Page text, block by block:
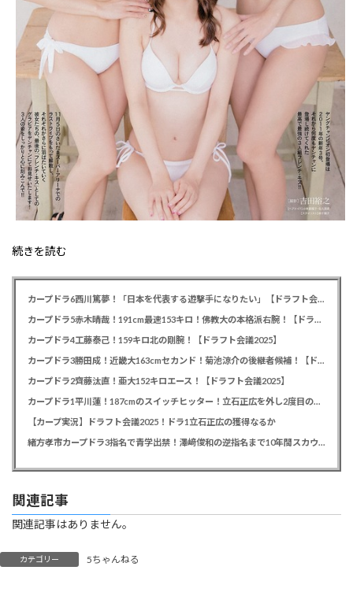
続きを読む
カープドラ4工藤泰己！159キロ北の剛腕！【ドラフト会議2025】
カープドラ2齊藤汰直！亜大152キロエース！【ドラフト会議2025】
【カープ実況】ドラフト会議2025！ドラ1立石正広の獲得なるか
関連記事
関連記事はありません。
カテゴリー 5ちゃんねる